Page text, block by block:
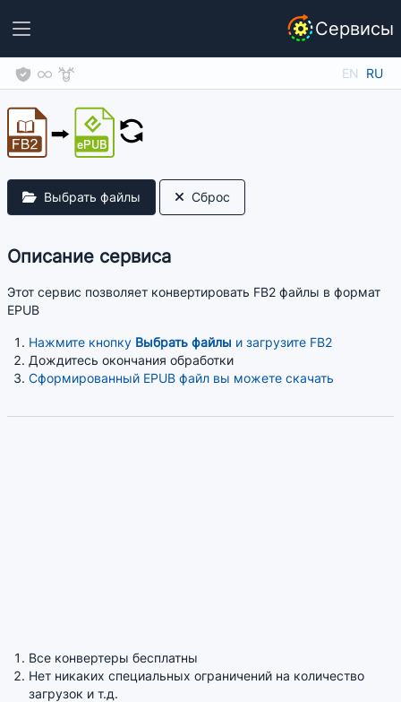
Сервисы
EN RU
Выбрать файлы Сброс
Описание сервиса
Этот сервис позволяет конвертировать FB2 файлы в формат
EPUB
Нажмите кнопку Выбрать файлы и загрузите FB2
Дождитесь окончания обработки
Сформированный EPUB файл вы можете скачать
Все конвертеры бесплатны
Нет никаких специальных ограничений на количество
загрузок и т.д.